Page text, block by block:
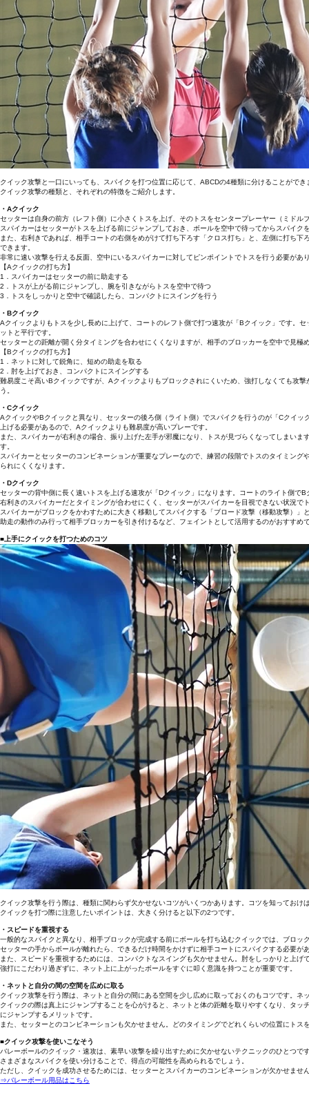
クイック攻撃と一口にいっても、スパイクを打つ位置に応じて、ABCDの4種類に分けることがで
クイック攻撃の種類と、それぞれの特徴をご紹介します。
・Aクイック
セッターは自身の前方（レフト側）に小さくトスを上げ、そのトスをセンタープレーヤー（ミド
スパイカーはセッターがトスを上げる前にジャンプしておき、ボールを空中で待ってからスパイ
また、右利きであれば、相手コートの右側をめがけて打ち下ろす「クロス打ち」と、左側に打ち
できます。
非常に速い攻撃を行える反面、空中にいるスパイカーに対してピンポイントでトスを行う必要があ
【Aクイックの打ち方】
1．スパイカーはセッターの前に助走する
2．トスが上がる前にジャンプし、腕を引きながらトスを空中で待つ
3．トスをしっかりと空中で確認したら、コンパクトにスイングを行う
・Bクイック
Aクイックよりもトスを少し長めに上げて、コートのレフト側で打つ速攻が「Bクイック」です。
ットと平行です。
セッターとの距離が開く分タイミングを合わせにくくなりますが、相手のブロッカーを空中で見
【Bクイックの打ち方】
1．ネットに対して鋭角に、短めの助走を取る
2．肘を上げておき、コンパクトにスイングする
難易度こそ高いBクイックですが、Aクイックよりもブロックされにくいため、強打しなくても攻
う。
・Cクイック
AクイックやBクイックと異なり、セッターの後ろ側（ライト側）でスパイクを行うのが「Cクイ
上げる必要があるので、Aクイックよりも難易度が高いプレーです。
また、スパイカーが右利きの場合、振り上げた左手が邪魔になり、トスが見づらくなってしまい
す。
スパイカーとセッターのコンビネーションが重要なプレーなので、練習の段階でトスのタイミン
られにくくなります。
・Dクイック
セッターの背中側に長く速いトスを上げる速攻が「Dクイック」になります。コートのライト側で
右利きのスパイカーだとタイミングが合わせにくく、セッターがスパイカーを目視できない状況
スパイカーがブロックをかわすために大きく移動してスパイクする「ブロード攻撃（移動攻撃）
助走の動作のみ行って相手ブロッカーを引き付けるなど、フェイントとして活用するのがおすすめ
■上手にクイックを打つためのコツ
クイック攻撃を行う際は、種類に関わらず欠かせないコツがいくつかあります。コツを知ってお
クイックを打つ際に注意したいポイントは、大きく分けると以下の2つです。
・スピードを重視する
一般的なスパイクと異なり、相手ブロックが完成する前にボールを打ち込むクイックでは、ブロ
セッターの手からボールが離れたら、できるだけ時間をかけずに相手コートにスパイクする必要
また、スピードを重視するためには、コンパクトなスイングも欠かせません。肘をしっかりと上
強打にこだわり過ぎずに、ネット上に上がったボールをすぐに叩く意識を持つことが重要です。
・ネットと自分の間の空間を広めに取る
クイック攻撃を行う際は、ネットと自分の間にある空間を少し広めに取っておくのもコツです。
クイックの際は真上にジャンプすることを心がけると、ネットと体の距離を取りやすくなり、タ
にジャンプするメリットです。
また、セッターとのコンビネーションも欠かせません。どのタイミングでどれくらいの位置にト
■クイック攻撃を使いこなそう
バレーボールのクイック・速攻は、素早い攻撃を繰り出すために欠かせないテクニックのひとつ
さまざまなスパイクを使い分けることで、得点の可能性を高められるでしょう。
ただし、クイックを成功させるためには、セッターとスパイカーのコンビネーションが欠かせま
⇒バレーボール用品はこちら